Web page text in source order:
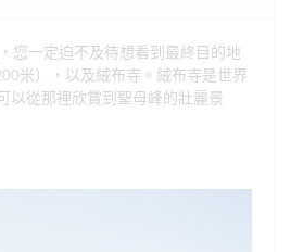
您一定迫不及待想看到最終目的地
米），以及絨布寺。絨布寺是世界
以從那裡欣賞到聖母峰的壯麗景